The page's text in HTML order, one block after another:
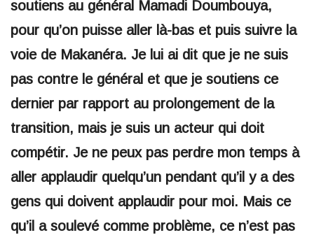
soutiens au général Mamadi Doumbouya,
pour qu’on puisse aller là-bas et puis suivre la
voie de Makanéra. Je lui ai dit que je ne suis
pas contre le général et que je soutiens ce
dernier par rapport au prolongement de la
transition, mais je suis un acteur qui doit
compétir. Je ne peux pas perdre mon temps à
aller applaudir quelqu’un pendant qu’il y a des
gens qui doivent applaudir pour moi. Mais ce
qu’il a soulevé comme problème, ce n’est pas